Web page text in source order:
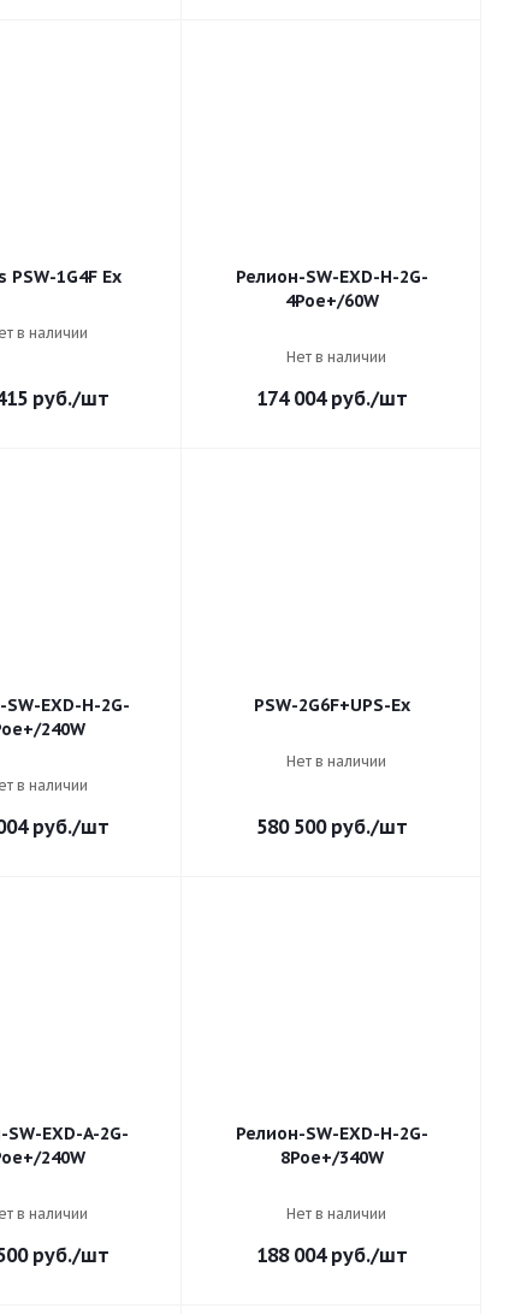
PSW-1G4F Ex
в наличии
руб./шт
Релион-SW-EXD-Н-2G-
4Poe+/60W
Нет в наличии
174 004руб./шт
EXD-Н-2G-
240W
в наличии
руб./шт
PSW-2G6F+UPS-Ex
Нет в наличии
580 500руб./шт
EXD-A-2G-
240W
в наличии
руб./шт
Релион-SW-EXD-Н-2G-
8Poe+/340W
Нет в наличии
188 004руб./шт